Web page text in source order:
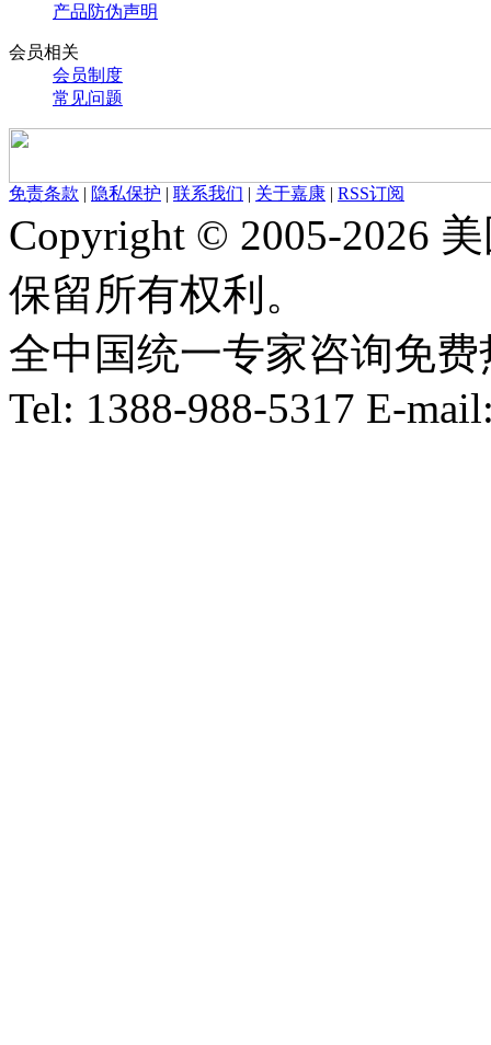
产品防伪声明
会员相关
会员制度
常见问题
免责条款 | 隐私保护 | 联系我们 | 关于嘉康 | RSS订阅
Copyright © 2005-2026
保留所有权利。
全中国统一专家咨询免费
Tel: 1388-988-5317 E-